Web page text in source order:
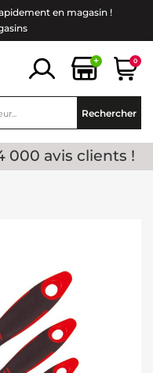
en magasin !
+ 0
Rechercher
000 avis clients !